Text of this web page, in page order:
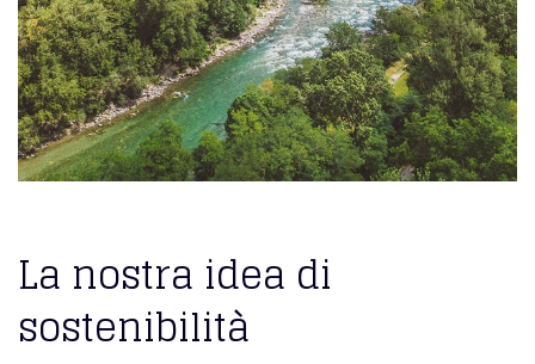
La nostra idea di
sostenibilità